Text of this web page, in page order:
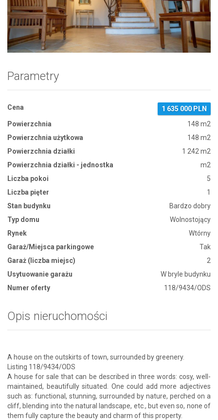
Zdjęcie 1
Parametry
Cena
1 635 000 PLN
Powierzchnia
148 m2
Powierzchnia użytkowa
148 m2
Powierzchnia działki
1 242 m2
Powierzchnia działki - jednostka
m2
Liczba pokoi
5
Liczba pięter
1
Stan budynku
Bardzo dobry
Typ domu
Wolnostojący
Rynek
Wtórny
Garaż/Miejsca parkingowe
Tak
Garaż (liczba miejsc)
2
Usytuowanie garażu
W bryle budynku
Numer oferty
118/9434/ODS
Opis nieruchomości
A house on the outskirts of town, surrounded by greenery.
Listing 118/9434/ODS
A house for sale that can be described in three words: cosy, well-
maintained, beautifully situated. One could add more adjectives
such as: functional, stunning, surrounded by nature, perched on a
cliff, blending into the natural landscape, etc., but even so, none of
them fully capture the beauty and charm of this property.